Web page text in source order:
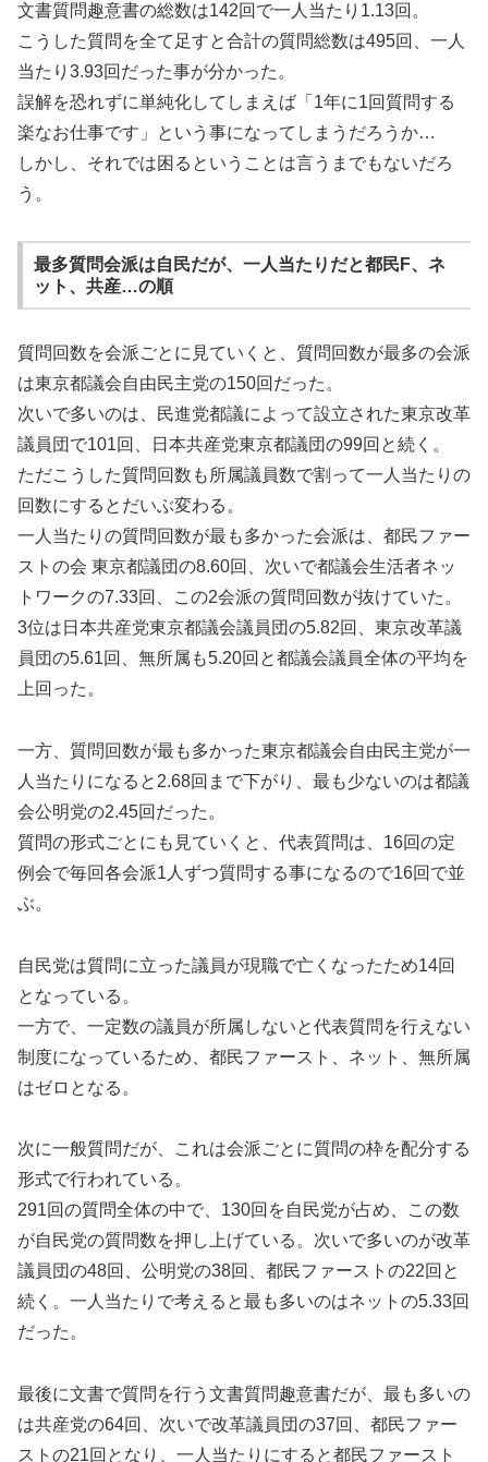
文書質問趣意書の総数は142回で一人当たり1.13回。
こうした質問を全て足すと合計の質問総数は495回、一人
当たり3.93回だった事が分かった。
誤解を恐れずに単純化してしまえば「1年に1回質問する
楽なお仕事です」という事になってしまうだろうか…
しかし、それでは困るということは言うまでもないだろ
う。
最多質問会派は自民だが、一人当たりだと都民F、ネ
ット、共産…の順
質問回数を会派ごとに見ていくと、質問回数が最多の会派
は東京都議会自由民主党の150回だった。
次いで多いのは、民進党都議によって設立された東京改革
議員団で101回、日本共産党東京都議団の99回と続く。
ただこうした質問回数も所属議員数で割って一人当たりの
回数にするとだいぶ変わる。
一人当たりの質問回数が最も多かった会派は、都民ファー
ストの会 東京都議団の8.60回、次いで都議会生活者ネッ
トワークの7.33回、この2会派の質問回数が抜けていた。
3位は日本共産党東京都議会議員団の5.82回、東京改革議
員団の5.61回、無所属も5.20回と都議会議員全体の平均を
上回った。
一方、質問回数が最も多かった東京都議会自由民主党が一
人当たりになると2.68回まで下がり、最も少ないのは都議
会公明党の2.45回だった。
質問の形式ごとにも見ていくと、代表質問は、16回の定
例会で毎回各会派1人ずつ質問する事になるので16回で並
ぶ。
自民党は質問に立った議員が現職で亡くなったため14回
となっている。
一方で、一定数の議員が所属しないと代表質問を行えない
制度になっているため、都民ファースト、ネット、無所属
はゼロとなる。
次に一般質問だが、これは会派ごとに質問の枠を配分する
形式で行われている。
291回の質問全体の中で、130回を自民党が占め、この数
が自民党の質問数を押し上げている。次いで多いのが改革
議員団の48回、公明党の38回、都民ファーストの22回と
続く。一人当たりで考えると最も多いのはネットの5.33回
だった。
最後に文書で質問を行う文書質問趣意書だが、最も多いの
は共産党の64回、次いで改革議員団の37回、都民ファー
ストの21回となり、一人当たりにすると都民ファースト